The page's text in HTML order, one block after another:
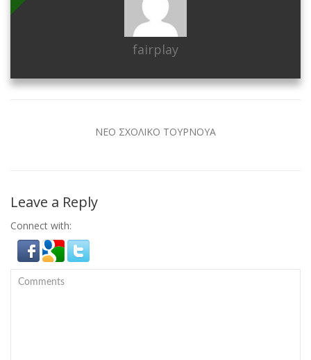
fairplay
ΝΕΟ ΣΧΟΛΙΚΟ ΤΟΥΡΝΟΥΑ
Leave a Reply
Connect with: